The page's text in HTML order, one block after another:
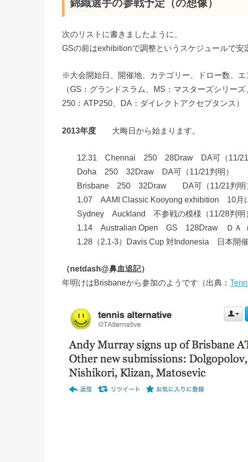
錦織選手の参戦予定（の想像）
次のリストに書きましたように、
GSの前はexhibitionで調整というスケジュールで安
※大会開始日、開催地、カテゴリー、ドロー数、エ
（GS：グランドスラム、MS：マスターズシリーズ
250：ATP250、DA：ダイレクトアクセプタンス）
2013年度 大晦日から始まります。
12.31 Chennai 250 28Draw DA可（11/21
Doha 250 32Draw DA可（11/21判明）
Brisbane 250 32Draw DA可（11/21判明
1.07 AAMI Classic Kooyong exhibition 10月
Sydney Auckland 不参戦の模様（11/28判明
1.14 Australian Open GS 128Draw ＤＡ（
1.28（2.1-3）Davis Cup 対Indonesia 日本開催
（netdash@鼻血追記）
年明けはBrisbaneから参加のようです（出典：